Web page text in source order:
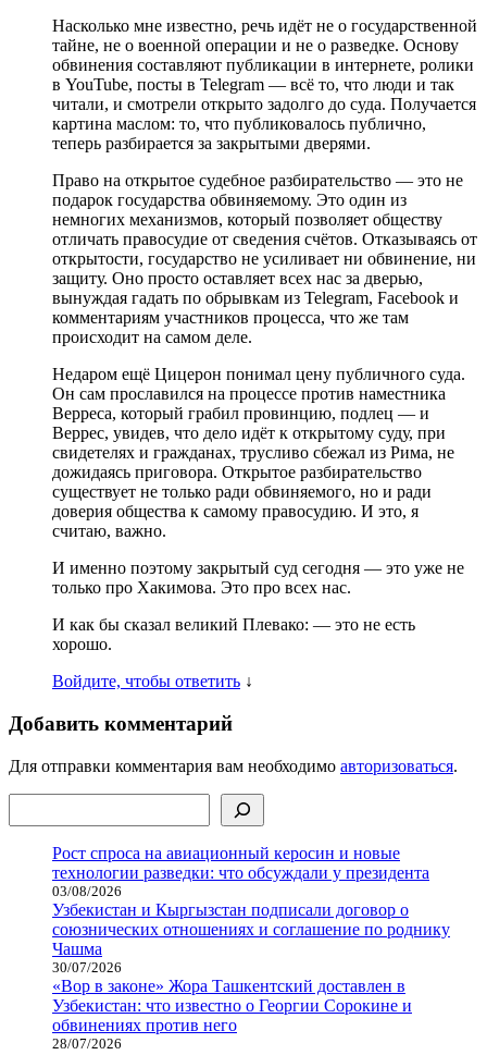
Насколько мне известно, речь идёт не о государственной
тайне, не о военной операции и не о разведке. Основу
обвинения составляют публикации в интернете, ролики
в YouTube, посты в Telegram — всё то, что люди и так
читали, и смотрели открыто задолго до суда. Получается
картина маслом: то, что публиковалось публично,
теперь разбирается за закрытыми дверями.
Право на открытое судебное разбирательство — это не
подарок государства обвиняемому. Это один из
немногих механизмов, который позволяет обществу
отличать правосудие от сведения счётов. Отказываясь от
открытости, государство не усиливает ни обвинение, ни
защиту. Оно просто оставляет всех нас за дверью,
вынуждая гадать по обрывкам из Telegram, Facebook и
комментариям участников процесса, что же там
происходит на самом деле.
Недаром ещё Цицерон понимал цену публичного суда.
Он сам прославился на процессе против наместника
Верреса, который грабил провинцию, подлец — и
Веррес, увидев, что дело идёт к открытому суду, при
свидетелях и гражданах, трусливо сбежал из Рима, не
дожидаясь приговора. Открытое разбирательство
существует не только ради обвиняемого, но и ради
доверия общества к самому правосудию. И это, я
считаю, важно.
И именно поэтому закрытый суд сегодня — это уже не
только про Хакимова. Это про всех нас.
И как бы сказал великий Плевако: — это не есть
хорошо.
Войдите, чтобы ответить ↓
Добавить комментарий
Для отправки комментария вам необходимо авторизоваться.
Рост спроса на авиационный керосин и новые
технологии разведки: что обсуждали у президента
03/08/2026
Узбекистан и Кыргызстан подписали договор о
союзнических отношениях и соглашение по роднику
Чашма
30/07/2026
«Вор в законе» Жора Ташкентский доставлен в
Узбекистан: что известно о Георгии Сорокине и
обвинениях против него
28/07/2026